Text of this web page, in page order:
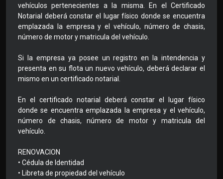
vehículos pertenecientes a la misma. En el Certificado
Notarial deberá constar el lugar físico donde se encuentra
emplazada la empresa y el vehículo, número de chasis,
número de motor y matricula del vehículo.
Si la empresa ya posee un registro en la intendencia y
presenta en su flota un nuevo vehículo, deberá declarar el
mismo en un certificado notarial.
En el certificado notarial deberá constar el lugar físico
donde se encuentra emplazada la empresa y el vehículo,
número de chasis, número de motor y matricula del
vehículo.
RENOVACION
• Cédula de Identidad
• Libreta de propiedad del vehículo